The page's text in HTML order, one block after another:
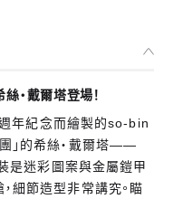
‧戴爾塔登場！
年紀念而繪製的so-bin
團」的希絲‧戴爾塔——
是迷彩圖案與金屬鎧甲
細節造型非常講究。瞄